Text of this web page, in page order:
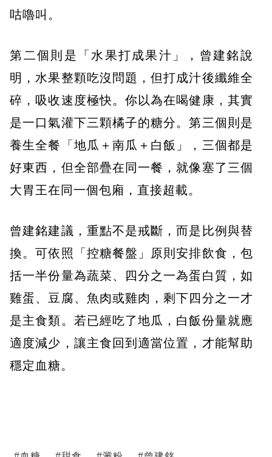
咕嚕叫。
第二個則是「水果打成果汁」，曾建銘說
明，水果整顆吃沒問題，但打成汁後纖維全
碎，吸收速度極快。你以為在喝健康，其實
是一口氣灌下三顆橘子的糖分。第三個則是
養生全餐「地瓜＋南瓜＋白飯」，三個都是
好東西，但全部疊在同一餐，就像塞了三個
大胃王在同一個包廂，直接超載。
曾建銘建議，重點不是戒斷，而是比例與替
換。可依照「控糖餐盤」原則安排飲食，包
括一半份量為蔬菜、四分之一為蛋白質，如
雞蛋、豆腐、魚肉或雞肉，剩下四分之一才
是主食類。若已經吃了地瓜，白飯份量就應
適度減少，讓主食回到適當位置，才能幫助
穩定血糖。